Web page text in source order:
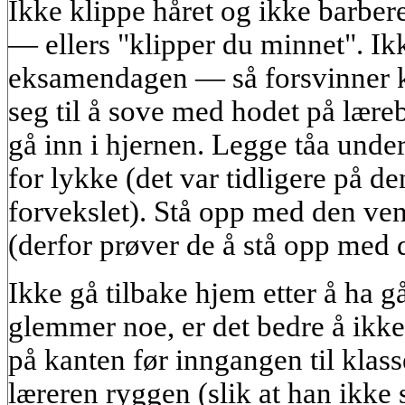
Ikke klippe håret og ikke
— ellers "klipper du minnet".
eksamendagen — så forsvinner
seg til å sove med hodet på
gå inn i hjernen. Legge tåa
for lykke (det var tidligere på
forvekslet). Stå opp med den
(derfor prøver de å stå opp med
Ikke gå tilbake hjem etter å ha
glemmer noe, er det bedre å
på kanten før inngangen til
læreren ryggen (slik at han ikke